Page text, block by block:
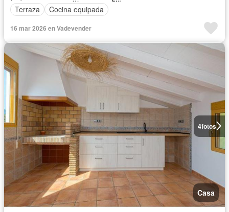
Terraza
Cocina equipada
16 mar 2026 en Vadevender
4fotos
Casa